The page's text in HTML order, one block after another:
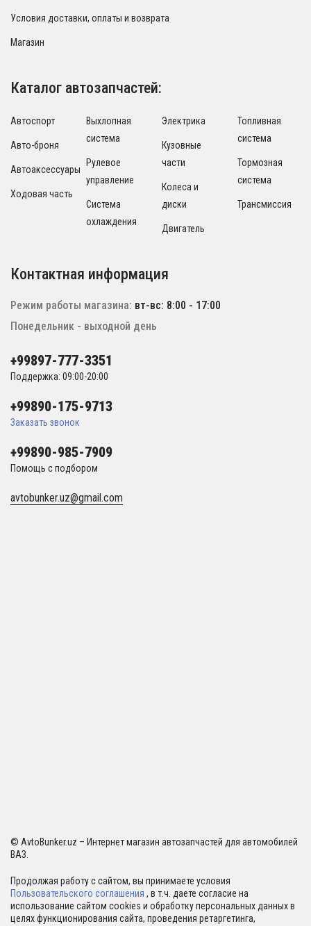
Условия доставки, оплаты и возврата
Магазин
Каталог автозапчастей:
Автоспорт
Авто-броня
Автоаксессуары
Ходовая часть
Выхлопная
система
Рулевое
управление
Система
охлаждения
Электрика
Кузовные
части
Колеса и
диски
Двигатель
Топливная
система
Тормозная
система
Трансмиссия
Контактная информация
Режим работы магазина: вт-вс: 8:00 - 17:00
Понедельник - выходной день
+99897-777-3351
Поддержка: 09:00-20:00
+99890-175-9713
Заказать звонок
+99890-985-7909
Помощь с подбором
avtobunker.uz@gmail.com
© AvtoBunker.uz – Интернет магазин автозапчастей для автомобилей
ВАЗ.
Продолжая работу с сайтом, вы принимаете условия
Пользовательского соглашения , в т.ч. даете согласие на
использование сайтом cookies и обработку персональных данных в
целях функционирования сайта, проведения ретаргетинга,